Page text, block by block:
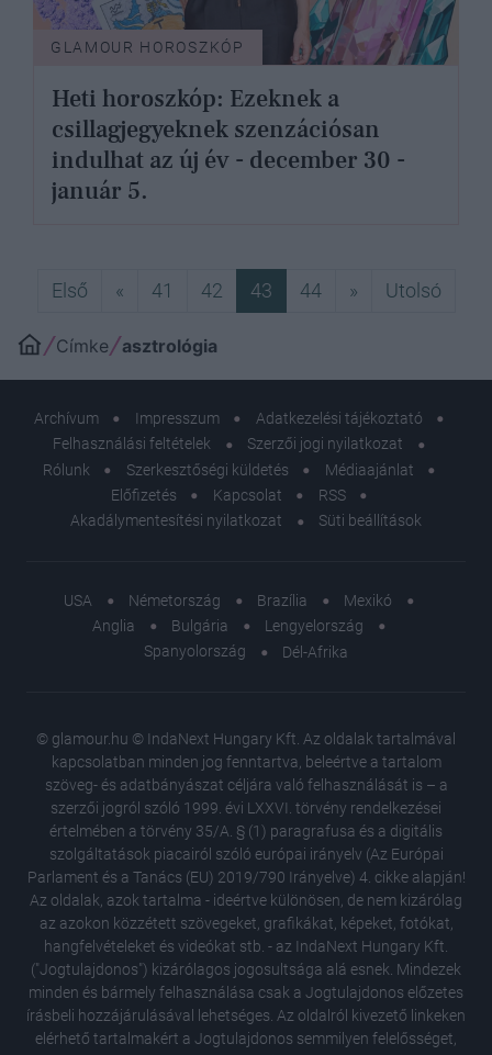
GLAMOUR HOROSZKÓP
Heti horoszkóp: Ezeknek a
csillagjegyeknek szenzációsan
indulhat az új év - december 30 -
január 5.
ElsőElső
«Előző
41 42 43 44 »Következő
Utolsó
Címke asztrológia
Archívum Impresszum
Adatkezelési tájékoztató
Felhasználási feltételek
Szerzői jogi nyilatkozat
Rólunk
Szerkesztőségi küldetés
Médiaajánlat
Előfizetés
Kapcsolat
RSS
Akadálymentesítési nyilatkozat
Süti beállítások
USA Németország Brazília
Mexikó
Anglia
Bulgária
Lengyelország
Spanyolország
Dél-Afrika
© glamour.hu © IndaNext Hungary Kft. Az oldalak tartalmával
kapcsolatban minden jog fenntartva, beleértve a tartalom
szöveg- és adatbányászat céljára való felhasználását is – a
szerzői jogról szóló 1999. évi LXXVI. törvény rendelkezései
értelmében a törvény 35/A. § (1) paragrafusa és a digitális
szolgáltatások piacairól szóló európai irányelv (Az Európai
Parlament és a Tanács (EU) 2019/790 Irányelve) 4. cikke alapján!
Az oldalak, azok tartalma - ideértve különösen, de nem kizárólag
az azokon közzétett szövegeket, grafikákat, képeket, fotókat,
hangfelvételeket és videókat stb. - az IndaNext Hungary Kft.
("Jogtulajdonos") kizárólagos jogosultsága alá esnek. Mindezek
minden és bármely felhasználása csak a Jogtulajdonos előzetes
írásbeli hozzájárulásával lehetséges. Az oldalról kivezető linkeken
elérhető tartalmakért a Jogtulajdonos semmilyen felelősséget,